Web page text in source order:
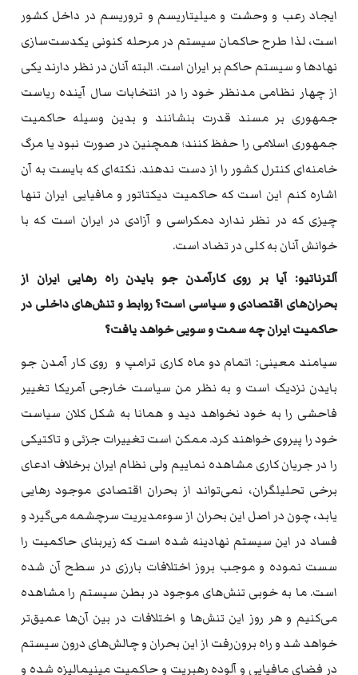
ایجاد رعب و وحشت و میلیتاریسم و تروریسم در داخل کشور
است، لذا طرح حاکمان سیستم در مرحله‌ کنونی یکدست‌سازی
نهادها و سیستم حاکم بر ایران است. البته‌ آنان در نظر دارند یکی
از چهار نظامی مدنظر خود را در انتخابات سال آینده‌ ریاست
جمهوری بر مسند قدرت بنشانند و بدین وسیله‌ حاکمیت
جمهوری اسلامی را حفظ کنند؛ همچنین در صورت نبود یا مرگ
خامنه‌ای کنترل کشور را از دست ندهند. نکته‌ای که‌ بایست به‌ آن
اشاره‌ کنم این است که‌ حاکمیت دیکتاتور و مافیایی ایران تنها
چیزی که‌ در نظر ندارد دمکراسی و آزادی در ایران است که‌ با
خوانش آنان به‌ کلی در تضاد است.
آلترناتیو: آیا بر روی کارآمدن جو بایدن راه رهایی ایران از
بحران‌های اقتصادی و سیاسی است؟ روابط و تنش‌های داخلی در
حاکمیت ایران چه‌ سمت و سویی خواهد یافت؟
سیامند معینی: اتمام دو ماه کاری ترامپ و روی کار آمدن جو
بایدن نزدیک است و به‌ نظر من سیاست خارجی آمریکا تغییر
فاحشی را به‌ خود نخواهد دید و همانا به‌ شکل کلان سیاست
خود را پیروی خواهند کرد. ممکن است تغییرات جزئی و تاکتیکی
را در جریان کاری مشاهده نماییم ولی نظام ایران برخلاف ادعای
برخی تحلیلگران، نمی‌تواند از بحران اقتصادی موجود رهایی
یابد، چون در اصل این بحران از سوءمدیریت سرچشمه‌ می‌گیرد و
فساد در این سیستم نهادینه‌ شده‌ است که‌ زیربنای حاکمیت را
سست نموده‌ و موجب بروز اختلافات بارزی در سطح آن شده‌
است. ما به‌ خوبی تنش‌های موجود در بطن سیستم را مشاهده‌
می‌کنیم و هر روز این تنش‌ها و اختلافات در بین آن‌ها عمیق‌تر
خواهد شد و راه‌ برون‌رفت از این بحران و چالش‌های درون سیستم
در فضای مافیایی و آلوده‌ رهبریت و حاکمیت مینیمالیزه‌ شده‌ و